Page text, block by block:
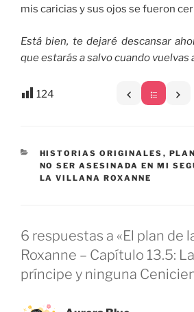
mis caricias y sus ojos se fueron
Está bien, te dejaré descansar
que estarás a salvo cuando vuelvas
124
CATEGORÍAS
HISTORIAS ORIGINALES ,
NO SER ASESINADA EN MI
LA VILLANA ROXANNE
6 respuestas a «El plan de
Roxanne – Capítulo 13.5:
príncipe y ninguna